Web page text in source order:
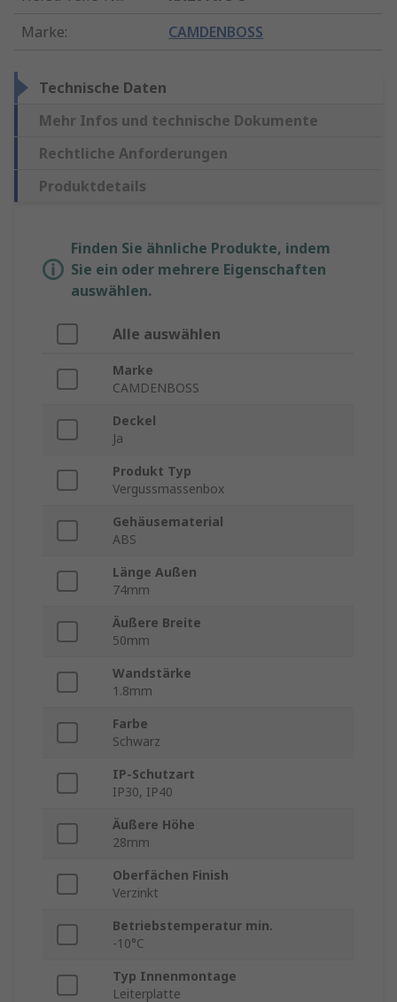
Marke: CAMDENBOSS
Technische Daten
Mehr Infos und technische Dokumente
Rechtliche Anforderungen
Produktdetails
Finden Sie ähnliche Produkte, indem
Sie ein oder mehrere Eigenschaften
auswählen.
Alle auswählen
Marke
CAMDENBOSS
Deckel
Ja
Produkt Typ
Vergussmassenbox
Gehäusematerial
ABS
Länge Außen
74mm
Äußere Breite
50mm
Wandstärke
1.8mm
Farbe
Schwarz
IP-Schutzart
IP30, IP40
Äußere Höhe
28mm
Oberfächen Finish
Verzinkt
Betriebstemperatur min.
-10°C
Typ Innenmontage
Leiterplatte